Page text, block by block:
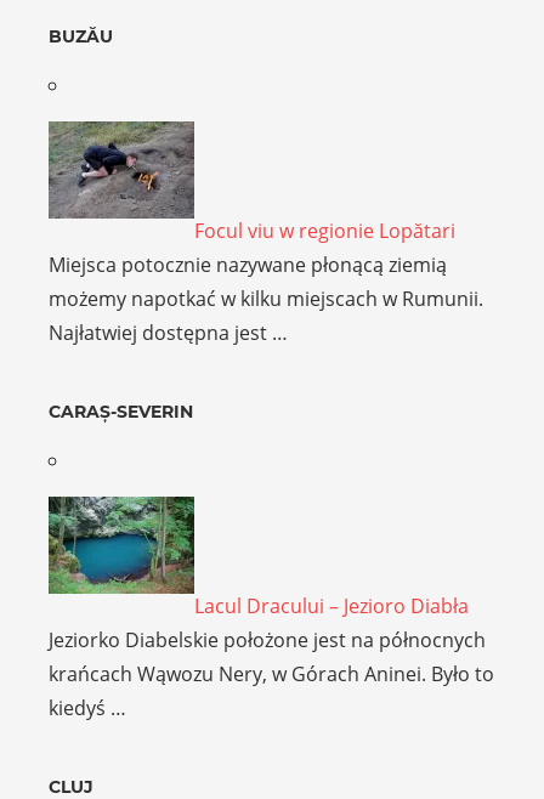
BUZĂU
Focul viu w regionie Lopătari
Miejsca potocznie nazywane płonącą ziemią
możemy napotkać w kilku miejscach w Rumunii.
Najłatwiej dostępna jest …
CARAȘ-SEVERIN
Lacul Dracului – Jezioro Diabła
Jeziorko Diabelskie położone jest na północnych
krańcach Wąwozu Nery, w Górach Aninei. Było to
kiedyś …
CLUJ